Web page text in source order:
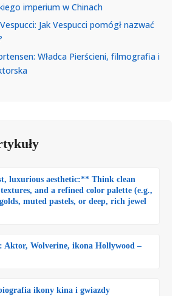
imperium w Chinach
Jak Vespucci pomógł nazwać
Władca Pierścieni, filmografia i
luxurious aesthetic:** Think clean
and a refined color palette (e.g.,
muted pastels, or deep, rich jewel
Aktor, Wolverine, ikona Hollywood –
ikony kina i gwiazdy